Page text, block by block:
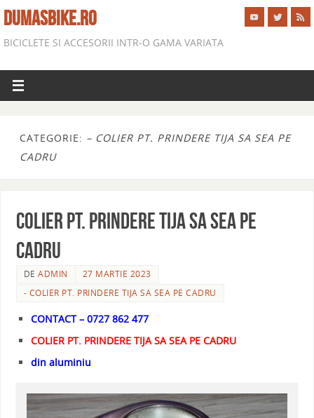
DUMASBIKE.RO
BICICLETE SI ACCESORII INTR-O GAMA VARIATA
CATEGORIE: – COLIER PT. PRINDERE TIJA SA SEA PE
CADRU
COLIER PT. PRINDERE TIJA SA SEA PE
CADRU
DEADMIN
27 MARTIE 2023
- COLIER PT. PRINDERE TIJA SA SEA PE CADRU
CONTACT – 0727 862 477
COLIER PT. PRINDERE TIJA SA SEA PE CADRU
din aluminiu